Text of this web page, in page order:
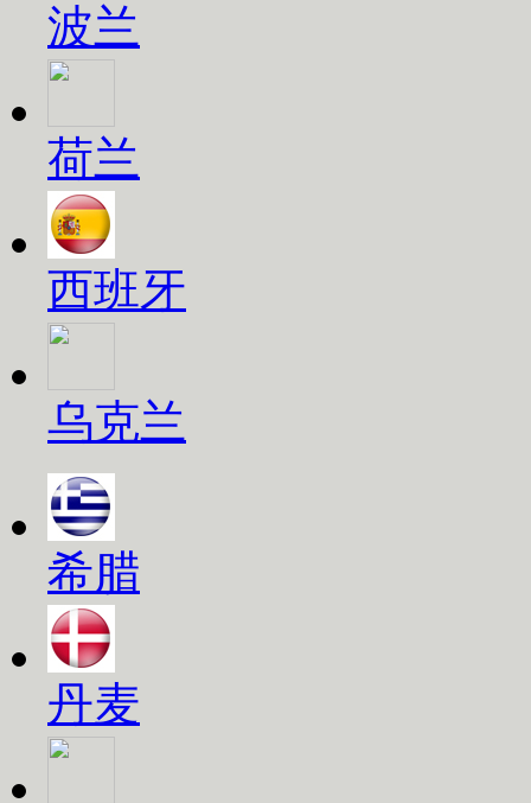
波兰
荷兰
西班牙
乌克兰
希腊
丹麦